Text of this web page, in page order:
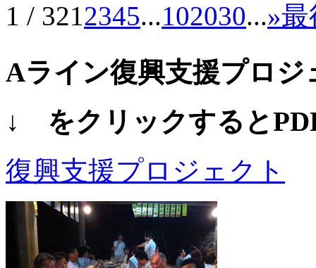
1 / 3212345...102030...»最
Aライン復興支援プロ
↓ をクリックすると
復興支援プロジェクト